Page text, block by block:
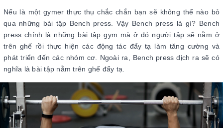
Nếu là một gymer thực thụ chắc chắn bạn sẽ không thể nào bỏ
qua những bài tập Bench press. Vậy Bench press là gì? Bench
press chính là những bài tập gym mà ở đó người tập sẽ nằm ở
trên ghế rồi thực hiện các động tác đẩy tạ làm tăng cường và
phát triển đến các nhóm cơ. Ngoài ra, Bench press dịch ra sẽ có
nghĩa là bài tập nằm trên ghế đẩy tạ.